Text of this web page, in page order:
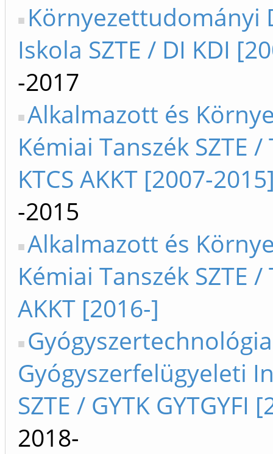
Környezettudományi
Iskola SZTE / DI KDI
-2017
Alkalmazott és
Kémiai Tanszék SZTE /
KTCS AKKT [2007-
-2015
Alkalmazott és
Kémiai Tanszék SZTE /
AKKT [2016-]
Gyógyszerfelügyeleti
SZTE / GYTK GYTGYFI
2018-